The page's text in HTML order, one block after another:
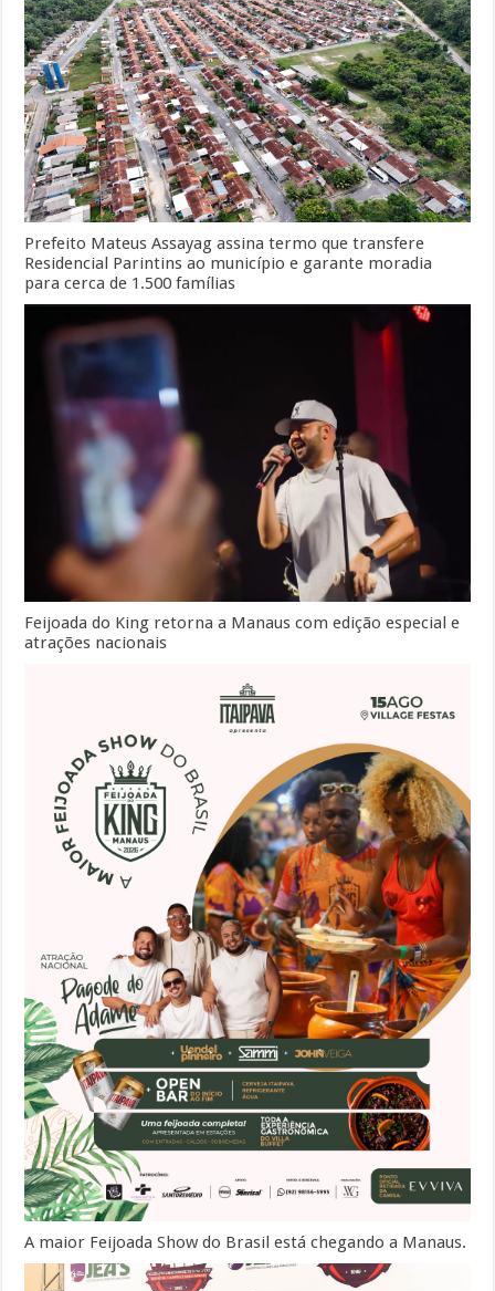
Prefeito Mateus Assayag assina termo que transfere
Residencial Parintins ao município e garante moradia
para cerca de 1.500 famílias
Feijoada do King retorna a Manaus com edição especial e
atrações nacionais
A maior Feijoada Show do Brasil está chegando a Manaus.